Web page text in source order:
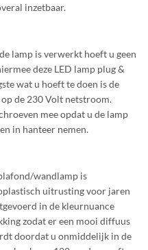
inzetbaar.
lamp is verwerkt hoeft u geen
deze LED lamp plug &
wat u hoeft te doen is de
de 230 Volt netstroom.
mee opdat u de lamp
in hanteer nemen.
wandlamp is
uitrusting voor jaren
in de kleurnuance
zodat er een mooi diffuus
doordat u onmiddelijk in de